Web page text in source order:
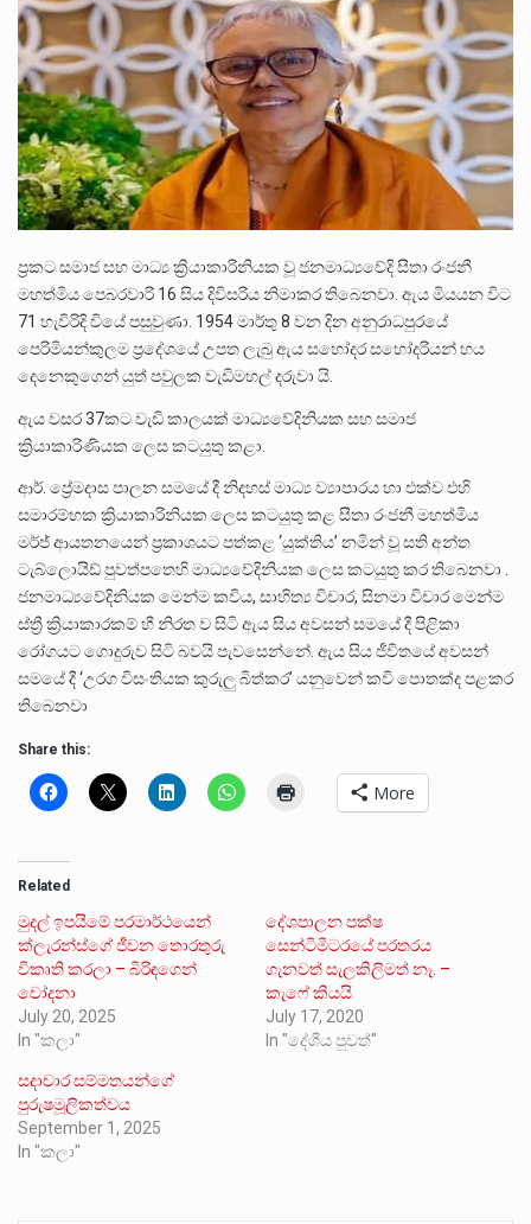
ලාල් කාන්ත ඇමතිවරයා අධිකරණ විනිශ්චයකාරවරුන්ගේ විශ්‍රාම යෑමේ වයස සම්බන්ධයෙන් නිහඬව සිටින ලෙස තමාට දැනුම් දුන්…
2011 වසරේදී දේශපාලන හා මානව හිමිකම් ක්‍රියාකාරීන් වන ලලිත්කුමාර් වීරරාජ් සහ කුගන් මුරුගානන්දන් යාපනයේදී අතුරුදන්…
ගොවියන්ගේ ප්‍රශ්න, ධීවරයන්ගේ ප්‍රශ්න, සෞඛය ප්‍රශ්න, වැටු ප්‍ර්ශ්න, රැකියා විරහිත ප්‍රශ්න මේ සියලු ප්‍රශ්නවලට තනි…
ප්‍රකට සමාජ සහ මාධ්‍ය ක්‍රියාකාරිනියක වූ ජනමාධ්‍යවේදි සීතා රංජනී
මහත්මිය පෙබරවාරි 16 සිය දිවිසරිය නිමාකර තිබෙනවා. ඇය මියයන විට
71 හැවිරිදි වියේ පසුවුණා. 1954 මාර්තු 8 වන දින අනුරාධපුරයේ
පෙරිමියන්කුලම ප්‍රදේශයේ උපත ලැබු ඇය සහෝදර සහෝදරියන් හය
දෙනෙකුගෙන් යුත් පවුලක වැඩිමහල් දරුවා යි.
ඇය වසර 37කට වැඩි කාලයක් මාධ්‍යවේදිනියක සහ සමාජ
ක්‍රියාකාරිණියක ලෙස කටයුතු කළා.
ආර්. ප්‍රේමදාස පාලන සමයේ දී නිදහස් මාධ්‍ය ව්‍යාපාරය හා එක්ව එහි
සමාරම්භක ක්‍රියාකාරිනියක ලෙස කටයුතු කළ සීතා රංජනී මහත්මිය
මර්ජ් ආයතනයෙන් ප්‍රකාශයට පත්කළ ‘යුක්තිය’ නමින් වූ සති අන්ත
ටැබ්ලොයිඩ් පුවත්පතෙහි මාධ්‍යවේදිනියක ලෙස කටයුතු කර තිබෙනවා .
ජනමාධ්‍යවේදිනියක මෙන්ම කවිය, සාහිත්‍ය විචාර, සිනමා විචාර මෙන්ම
ස්ත්‍රී ක්‍රියාකාරකම් හී නිරත ව සිටි ඇය සිය අවසන් සමයේ දී පිළිකා
රෝගයට ගොදුරුව සිටි බවයි පැවසෙන්නේ. ඇය සිය ජීවිතයේ අවසන්
සමයේ දී ‘උරග විසංතියක කුරුලු බිත්කර’ යනුවෙන් කවි පොතක්ද පළකර
තිබෙනවා
Share this:
More
Related
මුදල් ඉපයීමේ පරමාර්ථයෙන්
ක්ලැරන්ස්ගේ ජීවන තොරතුරු
විකෘති කරලා – බිරිඳගෙන්
චෝදනා
July 20, 2025
In "කලා"
දේශපාලන පක්ෂ
සෙන්ටිමීටරයේ පරතරය
ගැනවත් සැලකිලිමත් නෑ. –
කැෆේ කියයි
July 17, 2020
In "දේශීය පුවත්"
සදාචාර සම්මතයන්ගේ
පුරුෂමූලිකත්වය
September 1, 2025
In "කලා"